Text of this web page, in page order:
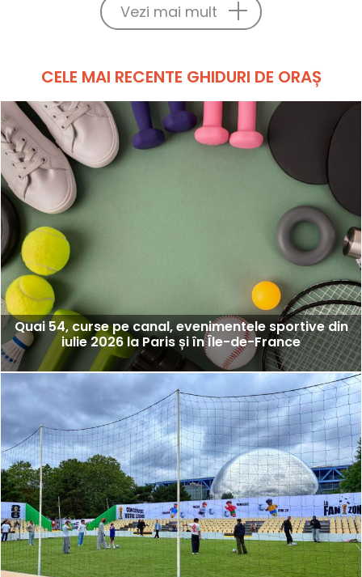
Vezi mai mult
CELE MAI RECENTE GHIDURI DE ORAȘ
Quai 54, curse pe canal, evenimentele sportive din
iulie 2026 la Paris și în Île-de-France